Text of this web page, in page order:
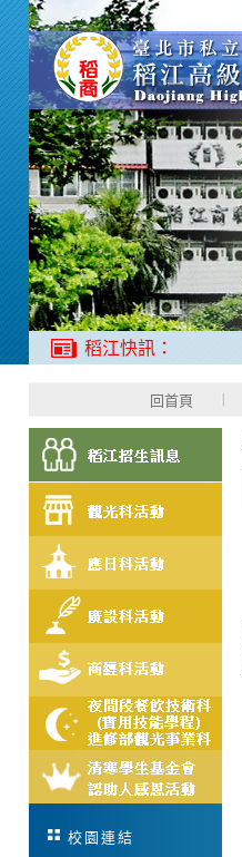
稻江快訊：
回首頁
校園連結